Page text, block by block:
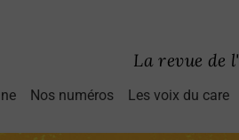
La revue de l'
Nos numéros Les voix du care